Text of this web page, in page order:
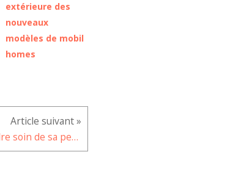
extérieure des
nouveaux
modèles de mobil
homes
Comment prendre soin de sa peau quand il fait froid ?